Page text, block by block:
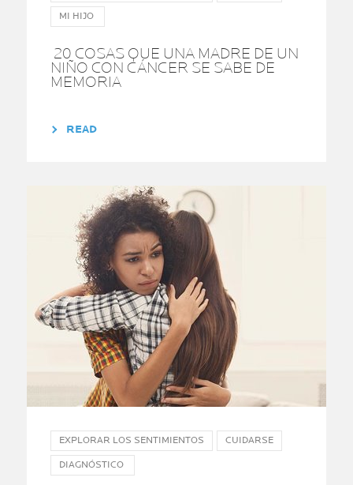
MI HIJO
20 COSAS QUE UNA MADRE DE UN
NIÑO CON CÁNCER SE SABE DE
MEMORIA
READ
EXPLORAR LOS SENTIMIENTOS CUIDARSE
DIAGNÓSTICO